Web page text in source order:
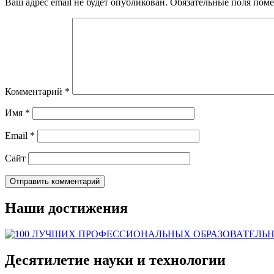
Ваш адрес email не будет опубликован. Обязательные поля
Комментарий *
Имя *
Email *
Сайт
Наши достижения
Десятилетие науки и технологии